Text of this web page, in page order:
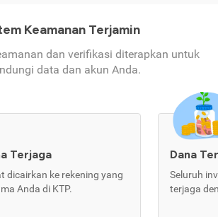
Keamanan Terjamin
dan verifikasi diterapkan untuk
data dan akun Anda.
Terjaga
dicairkan ke rekening yang
Anda di KTP.
Dana
Seluruh
terjaga